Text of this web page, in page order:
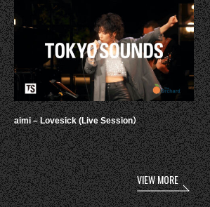
aimi – Lovesick (Live Session）
VIEW MORE